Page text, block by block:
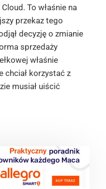
To właśnie na
przekaz tego
decyzję o zmianie
sprzedaży
właśnie
chciał korzystać z
musiał uiścić